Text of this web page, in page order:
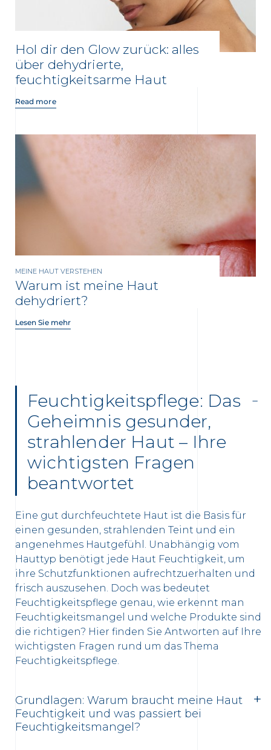
Hol dir den Glow zurück: alles
über dehydrierte,
feuchtigkeitsarme Haut
Read more
MEINE HAUT VERSTEHEN
Warum ist meine Haut
dehydriert?
Lesen Sie mehr
Feuchtigkeitspflege: Das
Geheimnis gesunder,
strahlender Haut – Ihre
wichtigsten Fragen
beantwortet
Eine gut durchfeuchtete Haut ist die Basis für
einen gesunden, strahlenden Teint und ein
angenehmes Hautgefühl. Unabhängig vom
Hauttyp benötigt jede Haut Feuchtigkeit, um
ihre Schutzfunktionen aufrechtzuerhalten und
frisch auszusehen. Doch was bedeutet
Feuchtigkeitspflege genau, wie erkennt man
Feuchtigkeitsmangel und welche Produkte sind
die richtigen? Hier finden Sie Antworten auf Ihre
wichtigsten Fragen rund um das Thema
Feuchtigkeitspflege.
Grundlagen: Warum braucht meine Haut
Feuchtigkeit und was passiert bei
Feuchtigkeitsmangel?